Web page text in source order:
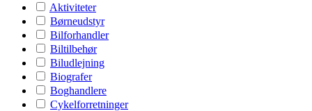
Aktiviteter
Børneudstyr
Bilforhandler
Biltilbehør
Biludlejning
Biografer
Boghandlere
Cykelforretninger